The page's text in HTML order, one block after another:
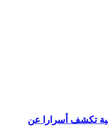
تكشف أسرارا عن